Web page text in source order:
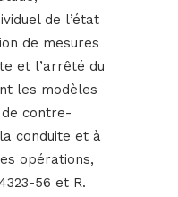
de l’état
de mesures
et l’arrêté du
les modèles
de contre-
conduite et à
opérations,
56 et R.